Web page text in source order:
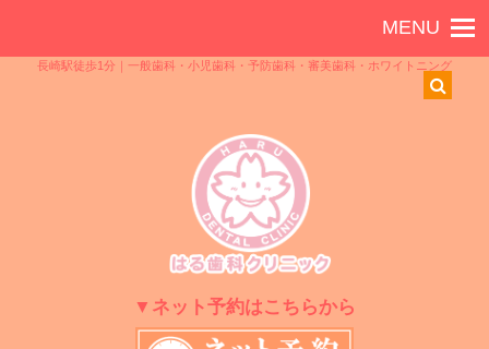
長崎駅徒歩1分｜一般歯科・小児歯科・予防歯科・審美歯科・ホワイトニング
▼ネット予約はこちらから